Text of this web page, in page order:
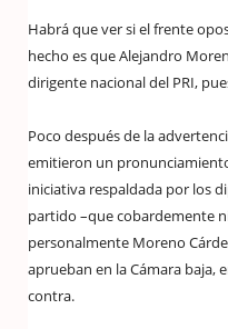
Habrá que ver si el frente
hecho es que Alejandro
dirigente nacional del PRI,
Poco después de la
emitieron un
iniciativa respaldada por los
partido –que cobardemente
personalmente Moreno
aprueban en la Cámara baja,
contra.